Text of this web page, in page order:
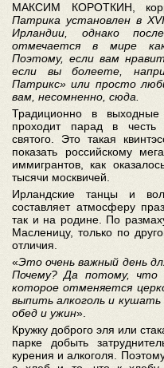
МАКСИМ КОРОТКИН,
Патрика установлен в
Ирландии, однако
отмечается в мире
Поэтому, если вам
если вы болеете,
Патрикс» или просто
вам, несомненно, сюда.
Традиционно в
проходит парад в честь
святого. Это такая
показать российскому
иммигрантов, как
тысячи москвичей.
Ирландские танцы и
составляет атмосферу
так и на родине. По
Масленицу, только по
отличия.
«Это очень важный день
Почему? Да потому, что
которое отменяется
выпить алкоголь и кушать
обед и ужин».
Кружку доброго эля или
парке добыть
курения и алкоголя.